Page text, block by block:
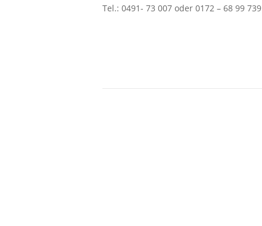
Tel.: 0491- 73 007 oder 0172 – 68 99 739